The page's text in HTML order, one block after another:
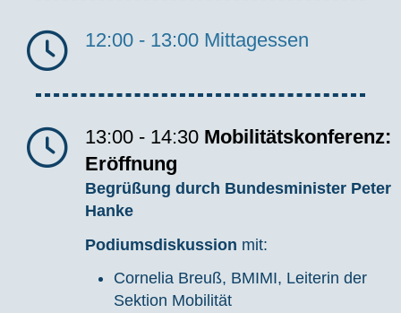
12:00 - 13:00 Mittagessen
13:00 - 14:30 Mobilitätskonferenz:
Eröffnung
Begrüßung durch Bundesminister Peter
Hanke
Podiumsdiskussion mit:
Cornelia Breuß, BMIMI, Leiterin der
Sektion Mobilität